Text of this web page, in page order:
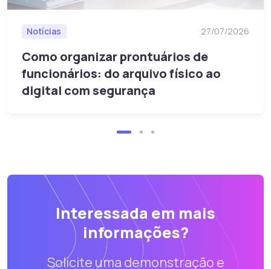
Notícias 27/07/2026
Como organizar prontuários de
funcionários: do arquivo físico ao
digital com segurança
Interessada em mais
informações?
Solicite uma demonstração e